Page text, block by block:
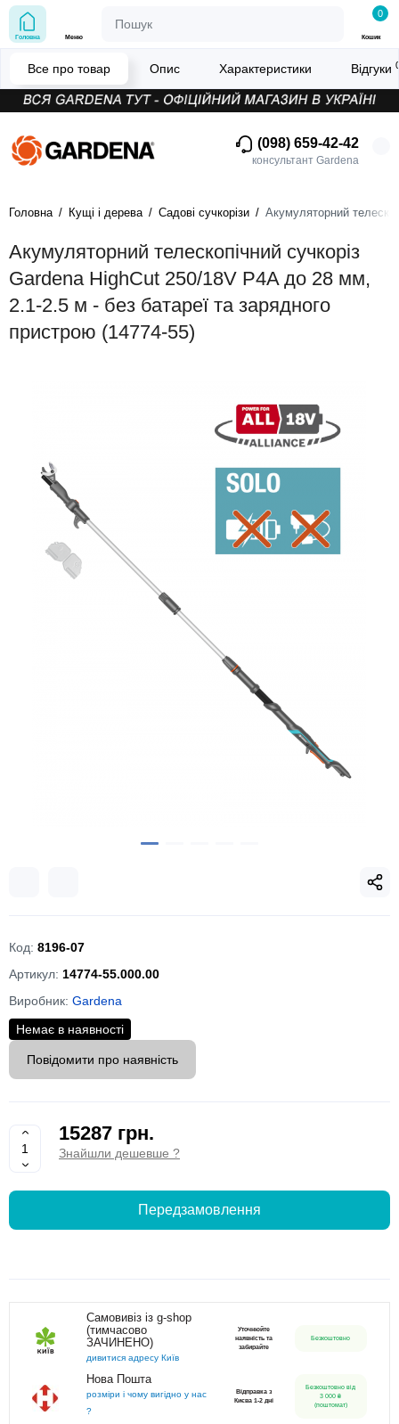
(098) 659-42-42
консультант Gardena
Головна Меню
0
Кошик
Головна Кущі і дерева Садові сучкорізи Акумуляторний
Акумуляторний телескопічний сучкоріз
Gardena HighCut 250/18V P4A до 28 мм,
2.1-2.5 м - без батареї та зарядного
пристрою (14774-55)
Все про товар Опис Характеристики Відгуки
Код: 8196-07
Артикул: 14774-55.000.00
Виробник: Gardena
Немає в наявності
Повідомити про наявність
15287 грн.
Знайшли дешевше ?
Передзамовлення
Самовивіз із g-shop
(тимчасово
ЗАЧИНЕНО)
дивитися адресу Київ
Уточнюйте
наявність та
забирайте
Безкоштовно
Нова Пошта
розміри і чому вигідно у нас
?
Відправка з
Києва 1-2 дні
Безкоштовно від
3 000 ₴
(поштомат)